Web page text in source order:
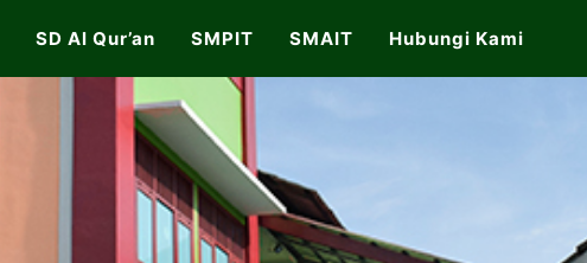
SD Al Qur’an SMPIT SMAIT Hubungi Kami